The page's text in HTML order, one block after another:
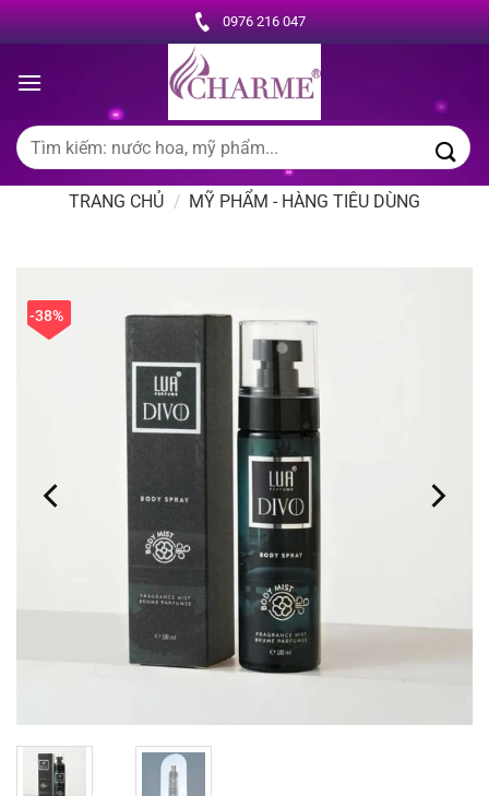
Chuyển
đến
dung
0976 216 047
Tìm
kiếm:
TRANG CHỦ / MỸ PHẨM - HÀNG TIÊU DÙNG
-38%